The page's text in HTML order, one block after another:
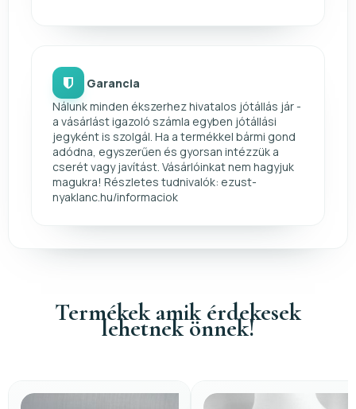
Garancia
Nálunk minden ékszerhez hivatalos jótállás jár -
a vásárlást igazoló számla egyben jótállási
jegyként is szolgál. Ha a termékkel bármi gond
adódna, egyszerűen és gyorsan intézzük a
cserét vagy javítást. Vásárlóinkat nem hagyjuk
magukra! Részletes tudnivalók: ezust-
nyaklanc.hu/informaciok
Termékek amik érdekesek
lehetnek önnek!